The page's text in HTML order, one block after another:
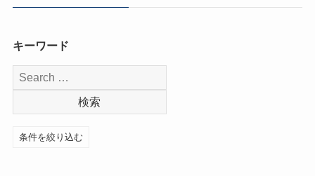
キーワード
条件を絞り込む